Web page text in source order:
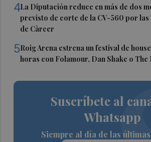
4La Diputación reduce en más de dos
previsto de corte de la CV-560 por las
de Càrcer
5Roig Arena estrena un festival de
horas con Folamour, Dan Shake o The
Suscríbete al
Whatsapp
Siempre al día de las